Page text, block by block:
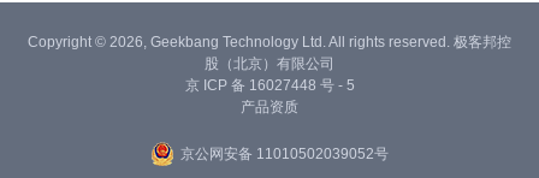
Copyright © 2026, Geekbang Technology Ltd. All rights reserved. 极客邦控
股（北京）有限公司
京 ICP 备 16027448 号 - 5
产品资质
京公网安备 11010502039052号